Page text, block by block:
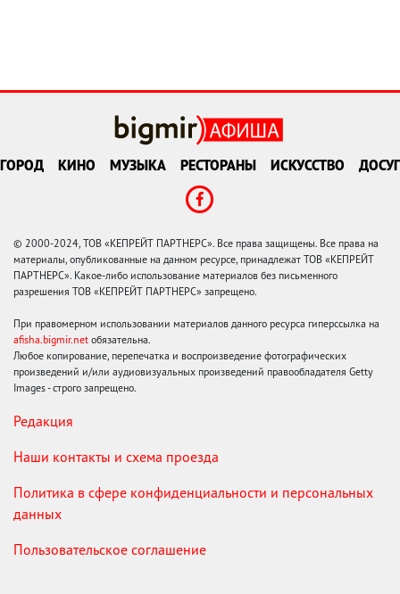
ГОРОД КИНО МУЗЫКА РЕСТОРАНЫ ИСКУССТВО ДОСУГ
© 2000-2024, ТОВ «КЕПРЕЙТ ПАРТНЕРС». Все права защищены. Все права на
материалы, опубликованные на данном ресурсе, принадлежат ТОВ «КЕПРЕЙТ
ПАРТНЕРС». Какое-либо использование материалов без письменного
разрешения ТОВ «КЕПРЕЙТ ПАРТНЕРС» запрещено.
При правомерном использовании материалов данного ресурса гиперссылка на
afisha.bigmir.net обязательна.
Любое копирование, перепечатка и воспроизведение фотографических
произведений и/или аудиовизуальных произведений правообладателя Getty
Images - строго запрещено.
Редакция
Наши контакты и схема проезда
Политика в сфере конфиденциальности и персональных
данных
Пользовательское соглашение